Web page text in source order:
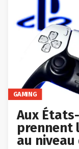
GAMING
Aux
prennent
au